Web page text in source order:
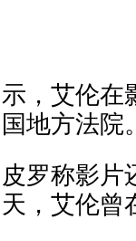
示，艾伦在
国地方法院。
皮罗称影片
天，艾伦曾